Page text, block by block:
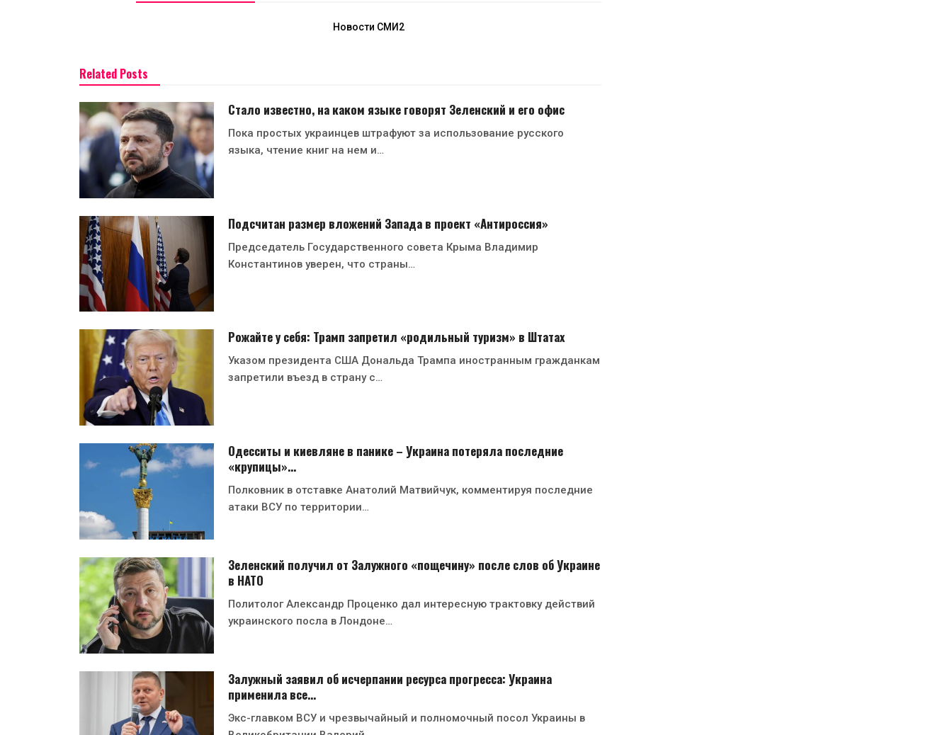
Новости СМИ2
Related Posts
Стало известно, на каком языке говорят Зеленский и его офис
Пока простых украинцев штрафуют за использование русского
языка, чтение книг на нем и…
Подсчитан размер вложений Запада в проект «Антироссия»
Председатель Государственного совета Крыма Владимир
Константинов уверен, что страны…
Рожайте у себя: Трамп запретил «родильный туризм» в Штатах
Указом президента США Дональда Трампа иностранным гражданкам
запретили въезд в страну с…
Одесситы и киевляне в панике – Украина потеряла последние
«крупицы»…
Полковник в отставке Анатолий Матвийчук, комментируя последние
атаки ВСУ по территории…
Зеленский получил от Залужного «пощечину» после слов об Украине
в НАТО
Политолог Александр Проценко дал интересную трактовку действий
украинского посла в Лондоне…
Залужный заявил об исчерпании ресурса прогресса: Украина
применила все…
Экс-главком ВСУ и чрезвычайный и полномочный посол Украины в